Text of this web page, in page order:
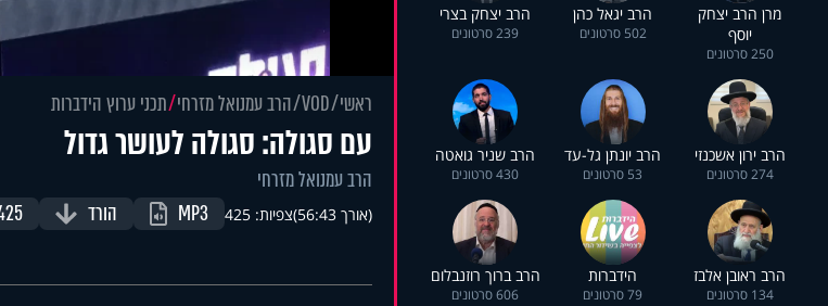
מרן הרב יצחק
יוסף
250 סרטונים
הרב יגאל כהן
502 סרטונים
הרב יצחק בצרי
239 סרטונים
הרב ירון אשכנזי
274 סרטונים
הרב יונתן גל-עד
53 סרטונים
הרב שניר גואטה
430 סרטונים
הרב ראובן אלבז
134 סרטונים
הידברות
79 סרטונים
הרב ברוך רוזנבלום
606 סרטונים
Video
ראשי VOD הרב עמנואל מזרחי תכני ערוץ הידברות
עם סגולה: סגולה לעושר גדול
הרב עמנואל מזרחי
(אורך 56:43) צפיות: 425 MP3 הורד